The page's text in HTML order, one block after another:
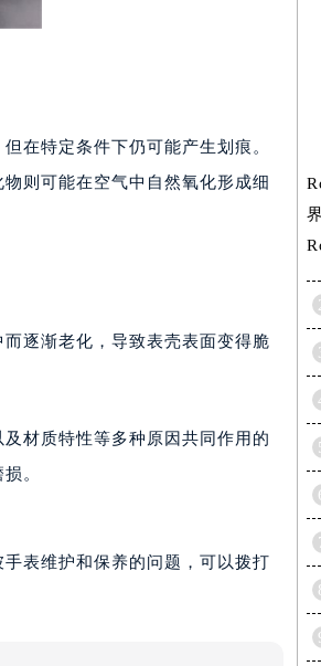
）
）
大厦）23层2326室（需提前预约）
预约）
在特定条件下仍可能产生划痕。
则可能在空气中自然氧化形成细
逐渐老化，导致表壳表面变得脆
材质特性等多种原因共同作用的
。
表维护和保养的问题，可以拨打